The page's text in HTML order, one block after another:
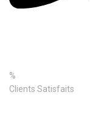
%
Clients Satisfaits